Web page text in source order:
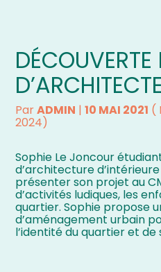
L’Histoire de l’école
Le projet éducatif
L’équipe
personnel de l’école
L’éveil religieux
Les actualités par
La gazette
L’APEL
Les menus de la
Le règlement intérieur
Les inscriptions pour
Les fournitures pour
rentrée de septembre
2026-2027
DÉCOUVERTE
D’ARCHITECTE
ParADMIN |10 MAI 2021 (
2024)
Sophie Le Joncour
d’architecture
présenter son projet au
d’activités ludiques, les
quartier. Sophie propose
d’aménagement urbain
l’identité du quartier et